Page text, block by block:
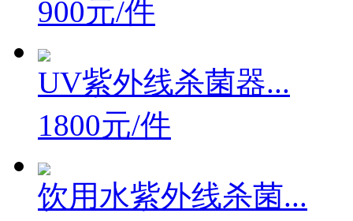
900元/件
UV紫外线杀菌器...
1800元/件
饮用水紫外线杀菌...